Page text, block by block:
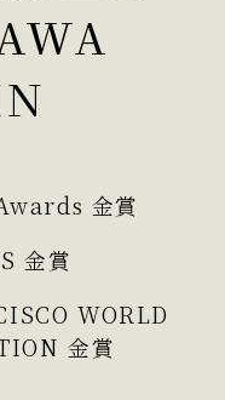
金賞
金賞
WORLD
金賞